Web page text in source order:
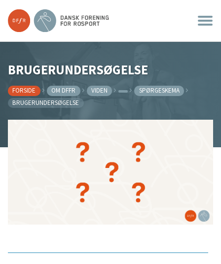
BRUGERUNDERSØGELSE
FORSIDE OM DFFR VIDEN
SPØRGESKEMA
BRUGERUNDERSØGELSE